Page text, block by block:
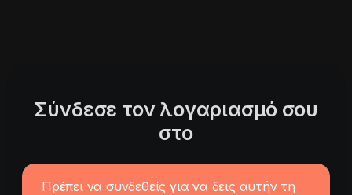
Σύνδεσε τον λογαριασμό σου
στο
Πρέπει να συνδεθείς για να δεις αυτήν τη